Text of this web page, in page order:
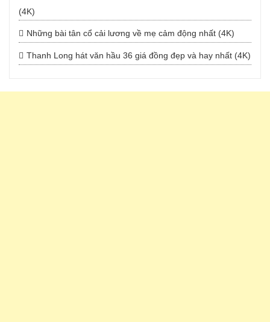
(4K)
Những bài tân cổ cải lương về mẹ cảm động nhất (4K)
Thanh Long hát văn hầu 36 giá đồng đẹp và hay nhất (4K)